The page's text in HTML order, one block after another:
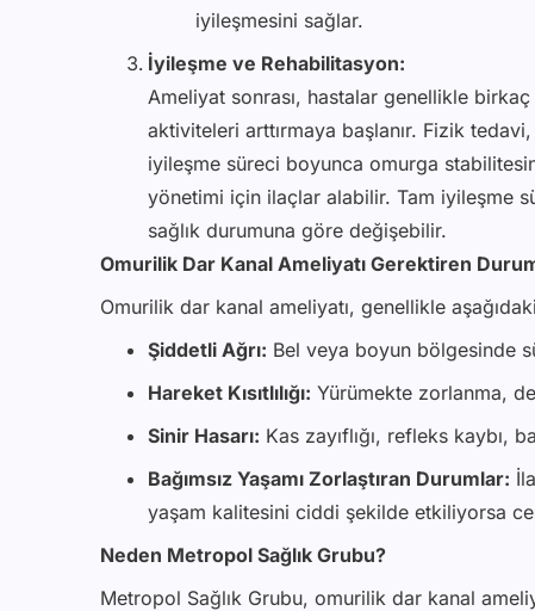
iyileşmesini sağlar.
İyileşme ve Rehabilitasyon:
Ameliyat sonrası, hastalar genellikle
aktiviteleri arttırmaya başlanır. Fizik
iyileşme süreci boyunca omurga
yönetimi için ilaçlar alabilir. Tam iyileşme
sağlık durumuna göre değişebilir.
Omurilik Dar Kanal Ameliyatı Gerektiren
Omurilik dar kanal ameliyatı, genellikle
Şiddetli Ağrı: Bel veya boyun bölgesinde
Hareket Kısıtlılığı: Yürümekte zorlanma,
Sinir Hasarı: Kas zayıflığı, refleks kaybı,
Bağımsız Yaşamı Zorlaştıran Durumlar:
yaşam kalitesini ciddi şekilde etkiliyorsa
Neden Metropol Sağlık Grubu?
Metropol Sağlık Grubu, omurilik dar kanal